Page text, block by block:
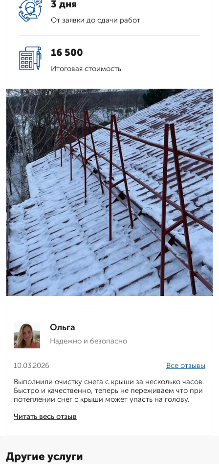
3 дня
От заявки до сдачи работ
16 500
Итоговая стоимость
Ольга
Надежно и безопасно
10.03.2026
Читать весь отзыв
Все отзывы
Выполнили очистку снега с крыши за несколько часов.
Быстро и качественно, теперь не переживаем что при
потеплении снег с крыши может упасть на голову.
Другие услуги